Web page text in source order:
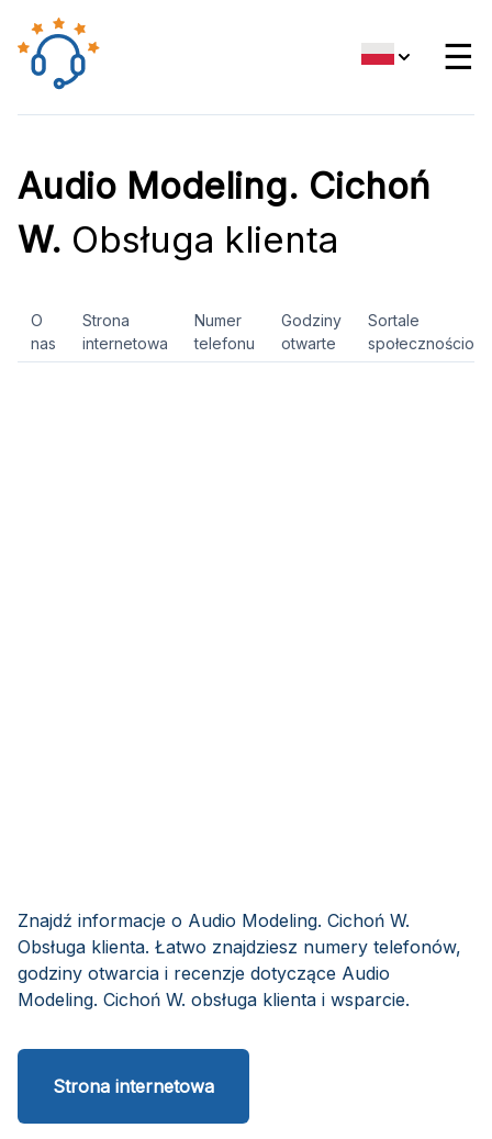
☰
Audio Modeling. Cichoń
W. Obsługa klienta
O
nas
Strona
internetowa
Numer
telefonu
Godziny
otwarte
Sortale
Znajdź informacje o Audio Modeling. Cichoń W.
Obsługa klienta. Łatwo znajdziesz numery telefonów,
godziny otwarcia i recenzje dotyczące Audio
Modeling. Cichoń W. obsługa klienta i wsparcie.
Strona internetowa